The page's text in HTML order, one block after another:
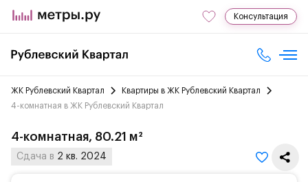
Консультация
ЖК Рублевский Квартал
Квартиры в ЖК Рублевский Квартал
4-комнатная в ЖК Рублевский Квартал
4-комнатная, 80.21 м²
Сдача в 2 кв. 2024